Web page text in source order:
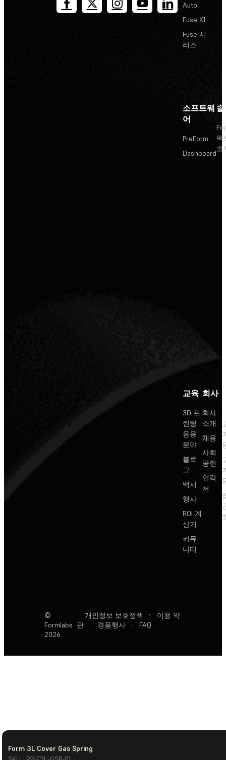
Form 3L Cover Gas Spring
Auto
Fuse X1
Fuse 시
리즈
소프트웨
어
PreForm
Dashboard
팩
솔
교육
3D 프
린팅
응용
분야
블로
그
백서
행사
ROI 계
산기
커뮤
니티
회사
회사
소개
채용
사회
공헌
연락
처
©
Formlabs
2026
개인정보 보호정책 ·
이용 약
관
· 경품행사 · FAQ